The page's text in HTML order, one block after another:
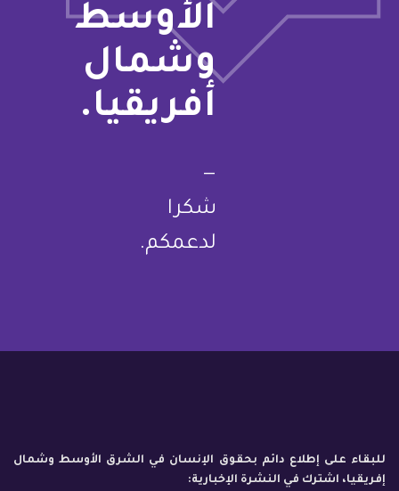
الأوسط
وشمال
أفريقيا.
—
شكرا
لدعمكم.
للبقاء على إطلاع دائم بحقوق الإنسان في الشرق الأوسط وشمال
إفريقيا، اشترك في النشرة الإخبارية: